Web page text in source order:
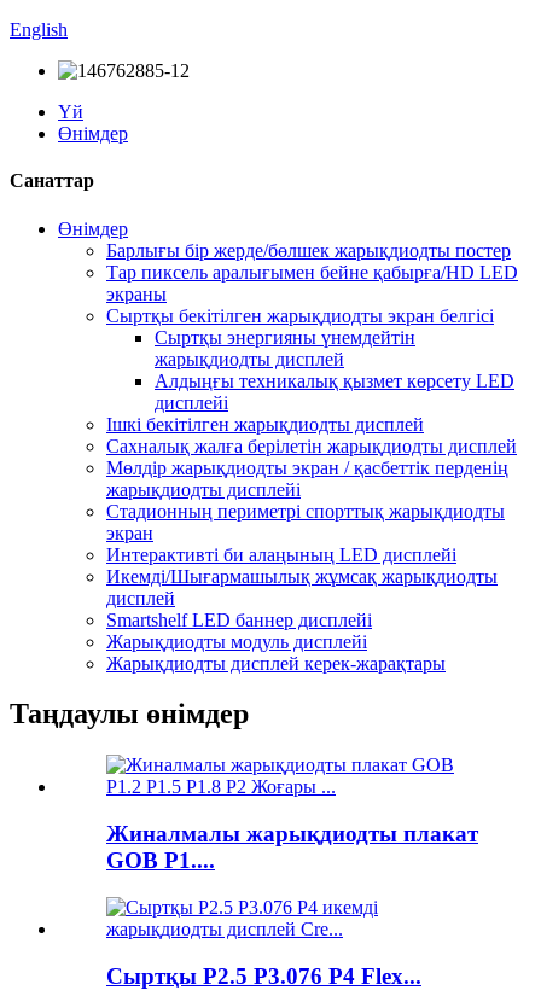
English
Үй
Өнімдер
Санаттар
Өнімдер
Барлығы бір жерде/бөлшек жарықдиодты постер
Тар пиксель аралығымен бейне қабырға/HD LED
экраны
Сыртқы бекітілген жарықдиодты экран белгісі
Сыртқы энергияны үнемдейтін
жарықдиодты дисплей
Алдыңғы техникалық қызмет көрсету LED
дисплейі
Ішкі бекітілген жарықдиодты дисплей
Сахналық жалға берілетін жарықдиодты дисплей
Мөлдір жарықдиодты экран / қасбеттік перденің
жарықдиодты дисплейі
Стадионның периметрі спорттық жарықдиодты
экран
Интерактивті би алаңының LED дисплейі
Икемді/Шығармашылық жұмсақ жарықдиодты
дисплей
Smartshelf LED баннер дисплейі
Жарықдиодты модуль дисплейі
Жарықдиодты дисплей керек-жарақтары
Таңдаулы өнімдер
Жиналмалы жарықдиодты плакат
GOB P1....
Сыртқы P2.5 P3.076 P4 Flex...